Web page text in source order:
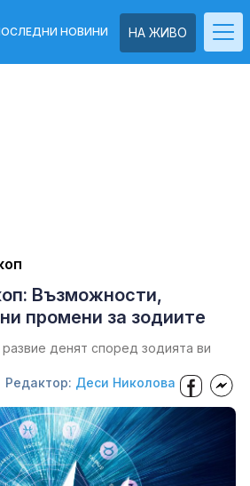
НА ЖИВО
НОВИНИ
Възможности,
промени за зодиите
денят според зодията ви
Редактор: Деси Николова